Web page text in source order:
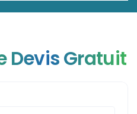
Devis Gratuit